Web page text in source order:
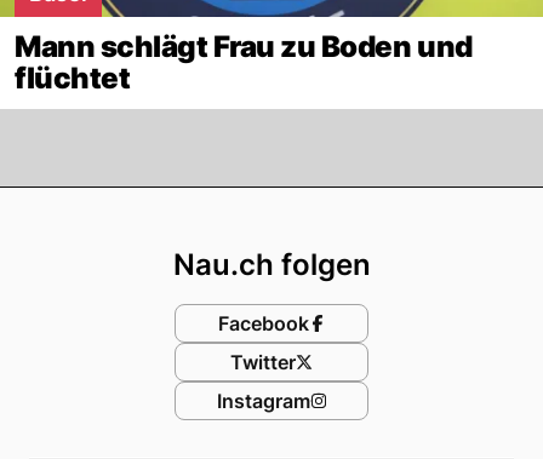
Mann schlägt Frau zu Boden und
flüchtet
Nau.ch folgen
Facebook
Twitter
Instagram